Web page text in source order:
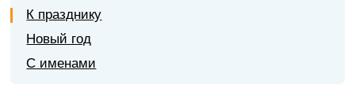
К празднику
Новый год
С именами